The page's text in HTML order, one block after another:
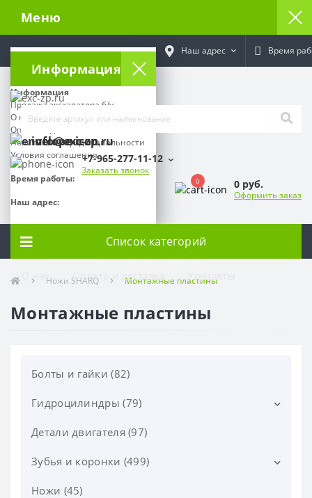
Меню
Информация
Информация
Продажа экскаватора б/у
О нас
Оплата и доставка
Политика конфиденциальности
Условия соглашения
Время работы:
Наш адрес:
Наш адрес Время
info@exc-zp.ru
+7-965-277-11-12
Заказать звонок
0 0 руб.
Оформить заказ
Список категорий
О нас Оплата и доставка
Ножи SHARQ Монтажные пластины
Монтажные пластины
Болты и гайки (82)
Гидроцилиндры (79)
Гидроцилиндры CATERPILLAR (6)
Гидроцилиндры DOOSAN (11)
Гидроцилиндры HITACHI (16)
Детали двигателя (97)
Зубья и коронки (499)
Адаптеры (87)
Ножи (45)